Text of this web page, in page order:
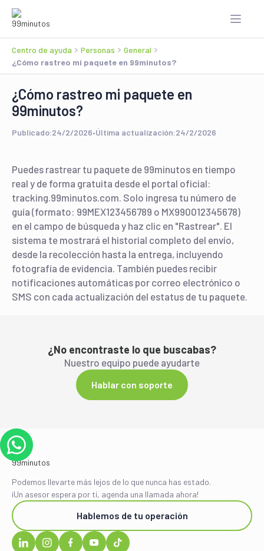
Centro de ayuda Personas
General
¿Cómo rastreo mi paquete en 99minutos?
¿Cómo rastreo mi paquete en
99minutos?
Publicado:24/2/2026•Última actualización:24/2/2026
Puedes rastrear tu paquete de 99minutos en tiempo
real y de forma gratuita desde el portal oficial:
tracking.99minutos.com. Solo ingresa tu número de
guía (formato: 99MEX123456789 o MX990012345678)
en el campo de búsqueda y haz clic en "Rastrear". El
sistema te mostrará el historial completo del envío,
desde la recolección hasta la entrega, incluyendo
fotografía de evidencia. También puedes recibir
notificaciones automáticas por correo electrónico o
SMS con cada actualización del estatus de tu paquete.
¿No encontraste lo que buscabas?
Nuestro equipo puede ayudarte
Hablar con soporte
Podemos llevarte más lejos de lo que nunca has estado.
¡Un asesor espera por ti, agenda una llamada ahora!
Hablemos de tu operación